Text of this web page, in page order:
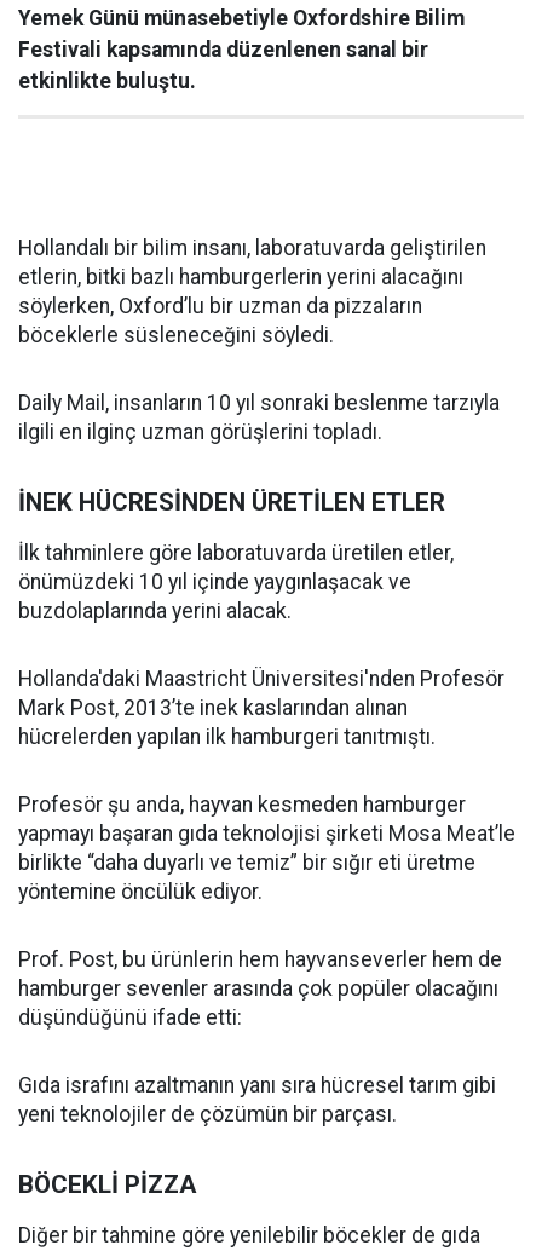
Yemek Günü münasebetiyle Oxfordshire Bilim
Festivali kapsamında düzenlenen sanal bir
etkinlikte buluştu.
Hollandalı bir bilim insanı, laboratuvarda geliştirilen
etlerin, bitki bazlı hamburgerlerin yerini alacağını
söylerken, Oxford’lu bir uzman da pizzaların
böceklerle süsleneceğini söyledi.
Daily Mail, insanların 10 yıl sonraki beslenme tarzıyla
ilgili en ilginç uzman görüşlerini topladı.
İNEK HÜCRESİNDEN ÜRETİLEN ETLER
İlk tahminlere göre laboratuvarda üretilen etler,
önümüzdeki 10 yıl içinde yaygınlaşacak ve
buzdolaplarında yerini alacak.
Hollanda'daki Maastricht Üniversitesi'nden Profesör
Mark Post, 2013’te inek kaslarından alınan
hücrelerden yapılan ilk hamburgeri tanıtmıştı.
Profesör şu anda, hayvan kesmeden hamburger
yapmayı başaran gıda teknolojisi şirketi Mosa Meat’le
birlikte “daha duyarlı ve temiz” bir sığır eti üretme
yöntemine öncülük ediyor.
Prof. Post, bu ürünlerin hem hayvanseverler hem de
hamburger sevenler arasında çok popüler olacağını
düşündüğünü ifade etti:
Gıda israfını azaltmanın yanı sıra hücresel tarım gibi
yeni teknolojiler de çözümün bir parçası.
BÖCEKLİ PİZZA
Diğer bir tahmine göre yenilebilir böcekler de gıda